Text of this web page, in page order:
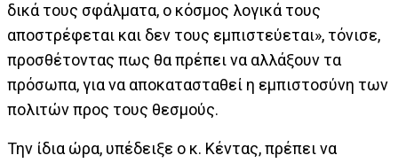
δικά τους σφάλματα, ο κόσμος λογικά τους
αποστρέφεται και δεν τους εμπιστεύεται», τόνισε,
προσθέτοντας πως θα πρέπει να αλλάξουν τα
πρόσωπα, για να αποκατασταθεί η εμπιστοσύνη των
πολιτών προς τους θεσμούς.
Την ίδια ώρα, υπέδειξε ο κ. Κέντας, πρέπει να